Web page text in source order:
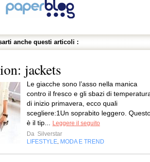
anche questi articoli :
jackets
Le giacche sono l’asso nella manica
contro il fresco e gli sbazi di
di inizio primavera, ecco quali
scegliere:1Un soprabito leggero.
è il tip...
Leggere il seguito
Da Silverstar
LIFESTYLE MODA E TREND